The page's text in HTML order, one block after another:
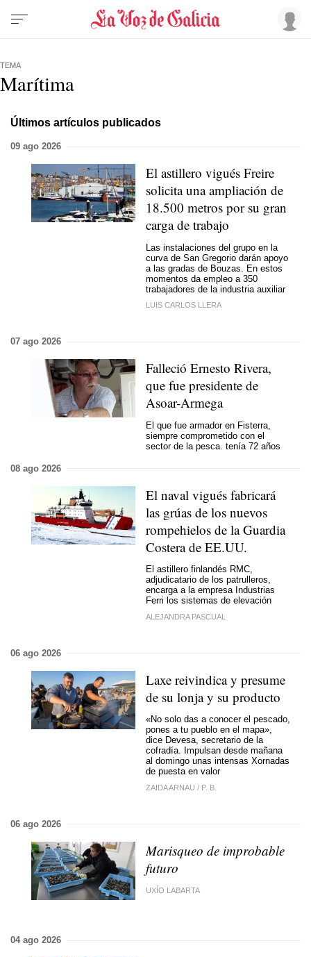
TEMA
Marítima
Últimos artículos publicados
09 ago 2026
El astillero vigués Freire
solicita una ampliación de
18.500 metros por su gran
carga de trabajo
Las instalaciones del grupo en la
curva de San Gregorio darán apoyo
a las gradas de Bouzas. En estos
momentos da empleo a 350
trabajadores de la industria auxiliar
LUIS CARLOS LLERA
07 ago 2026
Falleció Ernesto Rivera,
que fue presidente de
Asoar-Armega
El que fue armador en Fisterra,
siempre comprometido con el
sector de la pesca. tenía 72 años
08 ago 2026
El naval vigués fabricará
las grúas de los nuevos
rompehielos de la Guardia
Costera de EE.UU.
El astillero finlandés RMC,
adjudicatario de los patrulleros,
encarga a la empresa Industrias
Ferri los sistemas de elevación
ALEJANDRA PASCUAL
06 ago 2026
Laxe reivindica y presume
de su lonja y su producto
«No solo das a conocer el pescado,
pones a tu pueblo en el mapa»,
dice Devesa, secretario de la
cofradía. Impulsan desde mañana
al domingo unas intensas Xornadas
de puesta en valor
ZAIDA ARNAU / P. B.
06 ago 2026
Marisqueo de improbable
futuro
UXÍO LABARTA
04 ago 2026